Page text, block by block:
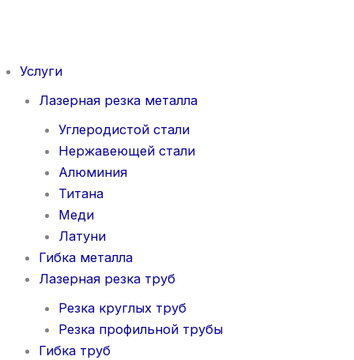
Услуги
Лазерная резка металла
Углеродистой стали
Нержавеющей стали
Алюминия
Титана
Меди
Латуни
Гибка металла
Лазерная резка труб
Резка круглых труб
Резка профильной трубы
Гибка труб